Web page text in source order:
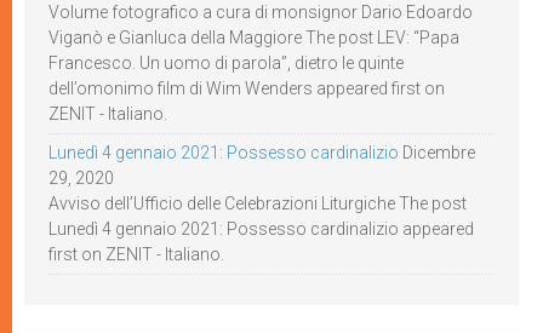
Volume fotografico a cura di monsignor Dario Edoardo
Viganò e Gianluca della Maggiore The post LEV: “Papa
Francesco. Un uomo di parola”, dietro le quinte
dell’omonimo film di Wim Wenders appeared first on
ZENIT - Italiano.
Lunedì 4 gennaio 2021: Possesso cardinalizio Dicembre
29, 2020
Avviso dell’Ufficio delle Celebrazioni Liturgiche The post
Lunedì 4 gennaio 2021: Possesso cardinalizio appeared
first on ZENIT - Italiano.